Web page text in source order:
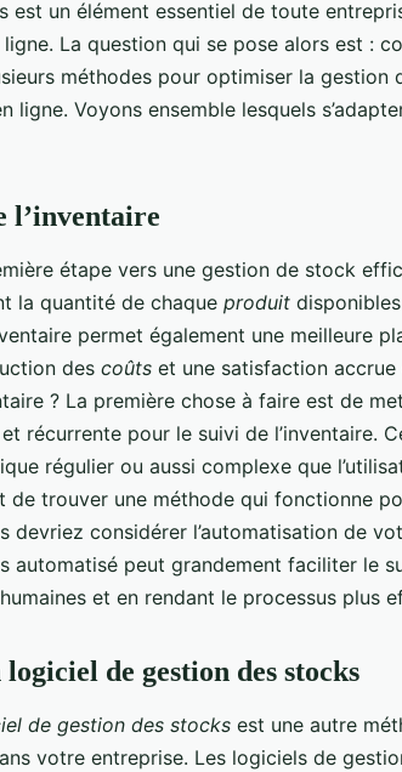
est un élément essentiel de toute
La question qui se pose alors est :
méthodes pour optimiser la gestion
ligne. Voyons ensemble lesquels
l’inventaire
étape vers une gestion de stock
la quantité de chaque produit
permet également une meilleure
des coûts et une satisfaction accrue
? La première chose à faire est de
récurrente pour le suivi de l’inventaire.
régulier ou aussi complexe que
de trouver une méthode qui fonctionne
devriez considérer l’automatisation de
automatisé peut grandement faciliter le
et en rendant le processus plus
de gestion des stocks
de gestion des stocks est une autre
votre entreprise. Les logiciels de